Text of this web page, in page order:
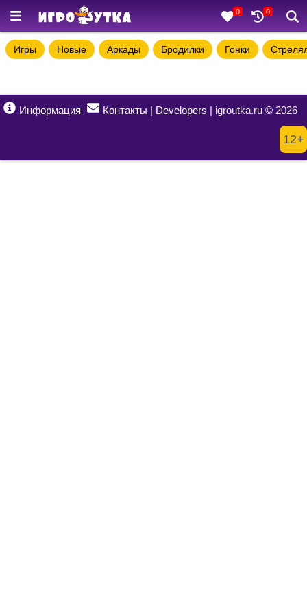
0 0
Игры Новые Аркады Бродилки Гонки
Информация Контакты | Developers | igroutka.ru © 2026
12+